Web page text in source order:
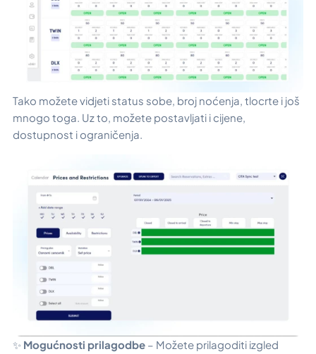
Tako možete vidjeti status sobe, broj noćenja, tlocrte i još
mnogo toga. Uz to, možete postavljati i cijene,
dostupnost i ograničenja.
✨ Mogućnosti prilagodbe – Možete prilagoditi izgled